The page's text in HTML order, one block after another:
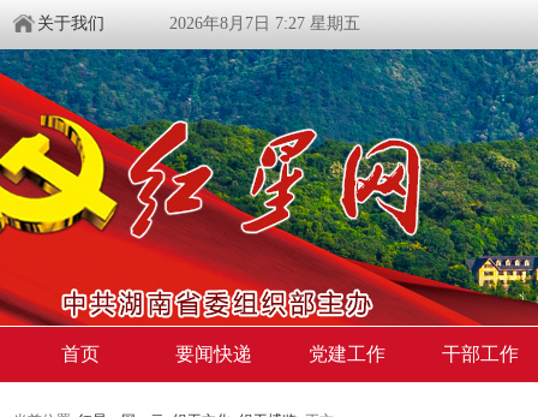
关于我们 2026年8月7日 7:27 星期五
首页 要闻快递 党建工作 干部工作